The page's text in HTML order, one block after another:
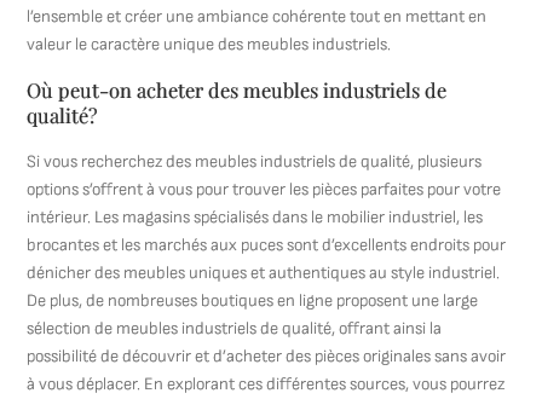
l’ensemble et créer une ambiance cohérente tout en mettant en
valeur le caractère unique des meubles industriels.
Où peut-on acheter des meubles industriels de
qualité?
Si vous recherchez des meubles industriels de qualité, plusieurs
options s’offrent à vous pour trouver les pièces parfaites pour votre
intérieur. Les magasins spécialisés dans le mobilier industriel, les
brocantes et les marchés aux puces sont d’excellents endroits pour
dénicher des meubles uniques et authentiques au style industriel.
De plus, de nombreuses boutiques en ligne proposent une large
sélection de meubles industriels de qualité, offrant ainsi la
possibilité de découvrir et d’acheter des pièces originales sans avoir
à vous déplacer. En explorant ces différentes sources, vous pourrez